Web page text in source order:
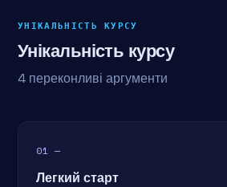
УНІКАЛЬНІСТЬ КУРСУ
Унікальність курсу
4 переконливі аргументи
01 —
Легкий старт